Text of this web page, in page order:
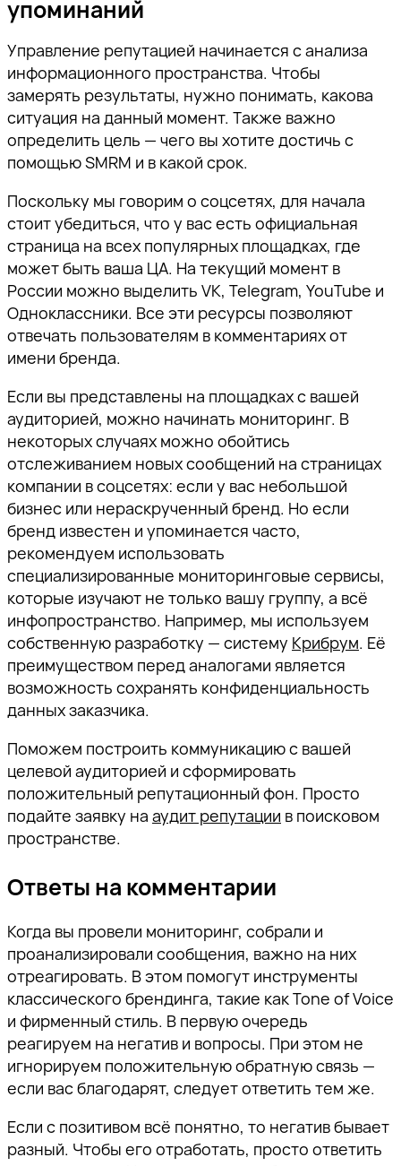
упоминаний
Управление репутацией начинается с анализа
информационного пространства. Чтобы
замерять результаты, нужно понимать, какова
ситуация на данный момент. Также важно
определить цель — чего вы хотите достичь с
помощью SMRM и в какой срок.
Поскольку мы говорим о соцсетях, для начала
стоит убедиться, что у вас есть официальная
страница на всех популярных площадках, где
может быть ваша ЦА. На текущий момент в
России можно выделить VK, Telegram, YouTube и
Одноклассники. Все эти ресурсы позволяют
отвечать пользователям в комментариях от
имени бренда.
Если вы представлены на площадках с вашей
аудиторией, можно начинать мониторинг. В
некоторых случаях можно обойтись
отслеживанием новых сообщений на страницах
компании в соцсетях: если у вас небольшой
бизнес или нераскрученный бренд. Но если
бренд известен и упоминается часто,
рекомендуем использовать
специализированные мониторинговые сервисы,
которые изучают не только вашу группу, а всё
инфопространство. Например, мы используем
собственную разработку — систему Крибрум. Её
преимуществом перед аналогами является
возможность сохранять конфиденциальность
данных заказчика.
Поможем построить коммуникацию с вашей
целевой аудиторией и сформировать
положительный репутационный фон. Просто
подайте заявку на аудит репутации в поисковом
пространстве.
Ответы на комментарии
Когда вы провели мониторинг, собрали и
проанализировали сообщения, важно на них
отреагировать. В этом помогут инструменты
классического брендинга, такие как Tone of Voice
и фирменный стиль. В первую очередь
реагируем на негатив и вопросы. При этом не
игнорируем положительную обратную связь —
если вас благодарят, следует ответить тем же.
Если с позитивом всё понятно, то негатив бывает
разный. Чтобы его отработать, просто ответить
пожалуйста, подтвердите
перейдя по ссылке внутри
письма.
пожалуйста, подтвердите
перейдя по ссылке внутри
письма.
а также приглашения на
тематические мероприятия.
Отправить
пожалуйста, подтвердите
перейдя по ссылке внутри
письма.